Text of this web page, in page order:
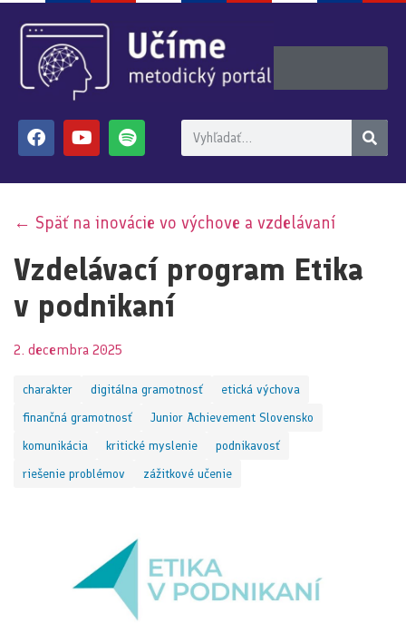
← Späť na inovácie vo výchove a vzdelávaní
Vzdelávací program Etika
v podnikaní
2. decembra 2025
charakter digitálna gramotnosť
etická výchova
finančná gramotnosť
Junior Achievement Slovensko
komunikácia
kritické myslenie
podnikavosť
riešenie problémov
zážitkové učenie